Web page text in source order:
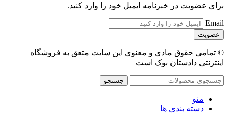
برای عضویت در خبرنامه ایمیل خود را وارد کنید.
Email
© تمامی حقوق مادی و معنوی این سایت متعق به فروشگاه
اینترنتی دادستان بوک است
جستجو
منو
دسته بندی ها